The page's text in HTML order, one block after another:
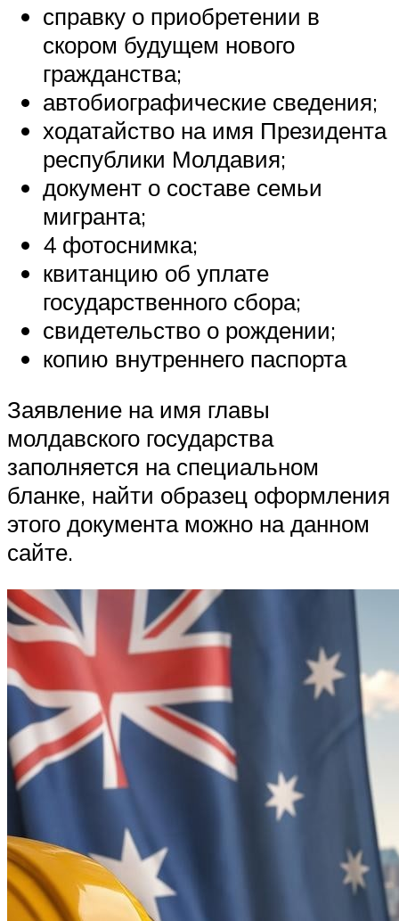
справку о приобретении в
скором будущем нового
гражданства;
автобиографические сведения;
ходатайство на имя Президента
республики Молдавия;
документ о составе семьи
мигранта;
4 фотоснимка;
квитанцию об уплате
государственного сбора;
свидетельство о рождении;
копию внутреннего паспорта
Заявление на имя главы
молдавского государства
заполняется на специальном
бланке, найти образец оформления
этого документа можно на данном
сайте.